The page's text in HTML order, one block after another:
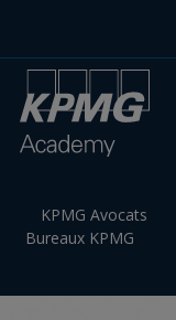
KPMG Avocats
Bureaux KPMG